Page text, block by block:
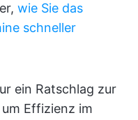
wie Sie das
schneller
ein Ratschlag zur
Effizienz im